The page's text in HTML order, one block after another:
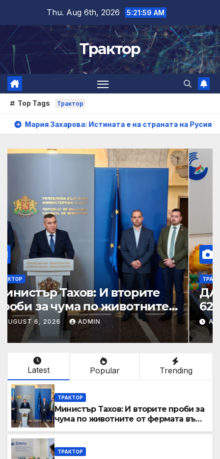
content
Thu. Aug 6th, 2026 5:22:01 AM
Трактор
Top Tags Трактор
Истината е на страната на Русия Интервю на
ТРАКТОР
Министър Тахов: И вторите
проби за чума по животните
от фермата във Велинград са
положителни
AUGUST 6, 2026 ADMIN
Latest Popular Trending
ТРАКТОР
Министър Тахов: И вторите проби за
чума по животните от фермата във
ТРАКТОР